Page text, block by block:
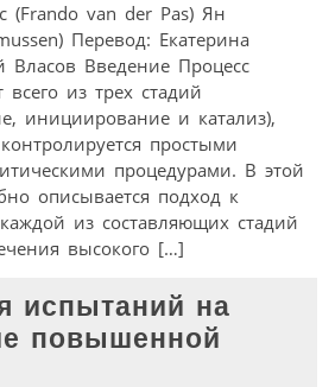
(Frando van der Pas) Ян
Перевод: Екатерина
Власов Введение Процесс
всего из трех стадий
инициирование и катализ),
простыми
процедурами. В этой
описывается подход к
из составляющих стадий
высокого […]
испытаний на
повышенной